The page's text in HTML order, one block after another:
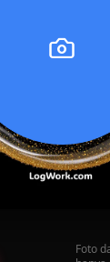
Foto